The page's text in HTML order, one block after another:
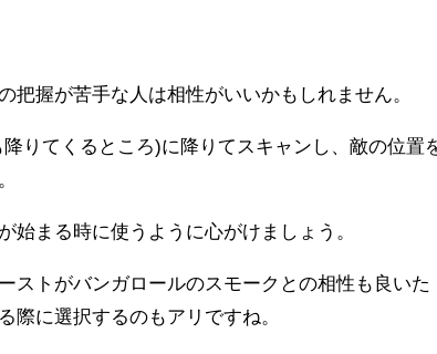
把握が苦手な人は相性がいいかもしれません。
りてくるところ)に降りてスキャンし、敵の位置
始まる時に使うように心がけましょう。
ストがバンガロールのスモークとの相性も良いた
際に選択するのもアリですね。